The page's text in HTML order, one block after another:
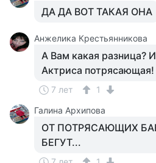
ДА ДА ВОТ ТАКАЯ ОНА
Анжелика Крестьянникова
А Вам какая разница?
Актриса потрясающая!
7 лет
1
Галина Архипова
ОТ ПОТРЯСАЮЩИХ
БЕГУТ...